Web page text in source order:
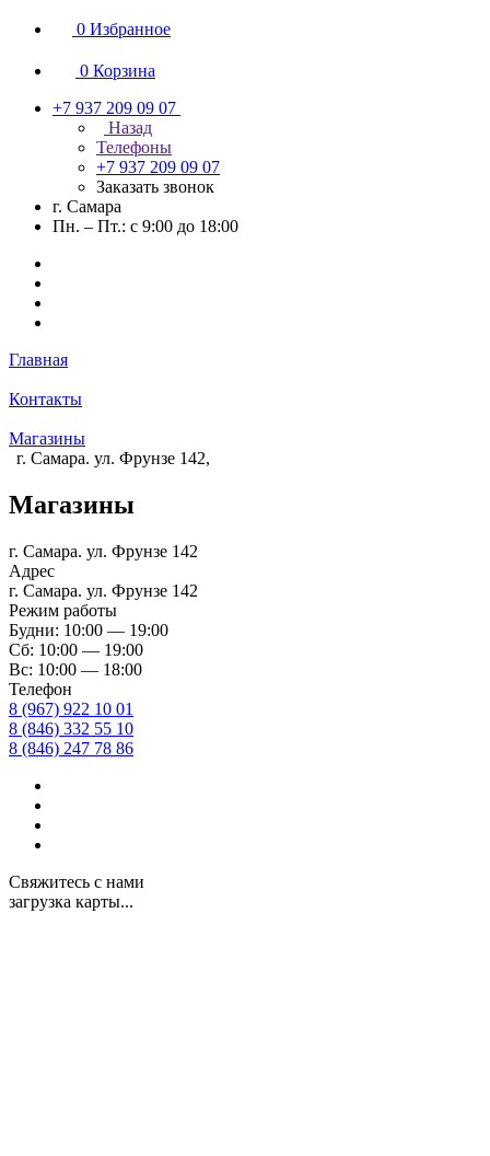
0 Избранное
0 Корзина
+7 937 209 09 07
Назад
Телефоны
+7 937 209 09 07
Заказать звонок
г. Самара
Пн. – Пт.: с 9:00 до 18:00
Главная
Контакты
Магазины
г. Самара. ул. Фрунзе 142,
Магазины
г. Самара. ул. Фрунзе 142
Адрес
г. Самара. ул. Фрунзе 142
Режим работы
Будни: 10:00 — 19:00
Сб: 10:00 — 19:00
Вс: 10:00 — 18:00
Телефон
8 (967) 922 10 01
8 (846) 332 55 10
8 (846) 247 78 86
Свяжитесь с нами
загрузка карты...